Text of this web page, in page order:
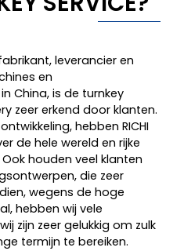
leverancier en
en
China, is de turnkey
zeer erkend door klanten.
hebben RICHI
de hele wereld en rijke
houden veel klanten
die zeer
wegens de hoge
hebben wij vele
zijn zeer gelukkig om zulk
termijn te bereiken.